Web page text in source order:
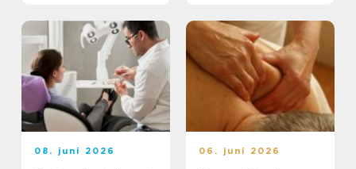
08. juni 2026 06. juni 2026